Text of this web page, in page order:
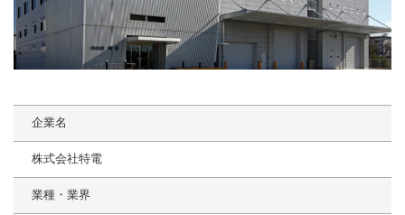
企業名
株式会社特電
業種・業界